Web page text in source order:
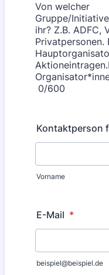
Von welcher
Gruppe/
ihr? Z.B. ADFC,
Privatpersonen.
0/600
Kontaktperson
Vorname
E-Mail *
beispiel@beispiel.de